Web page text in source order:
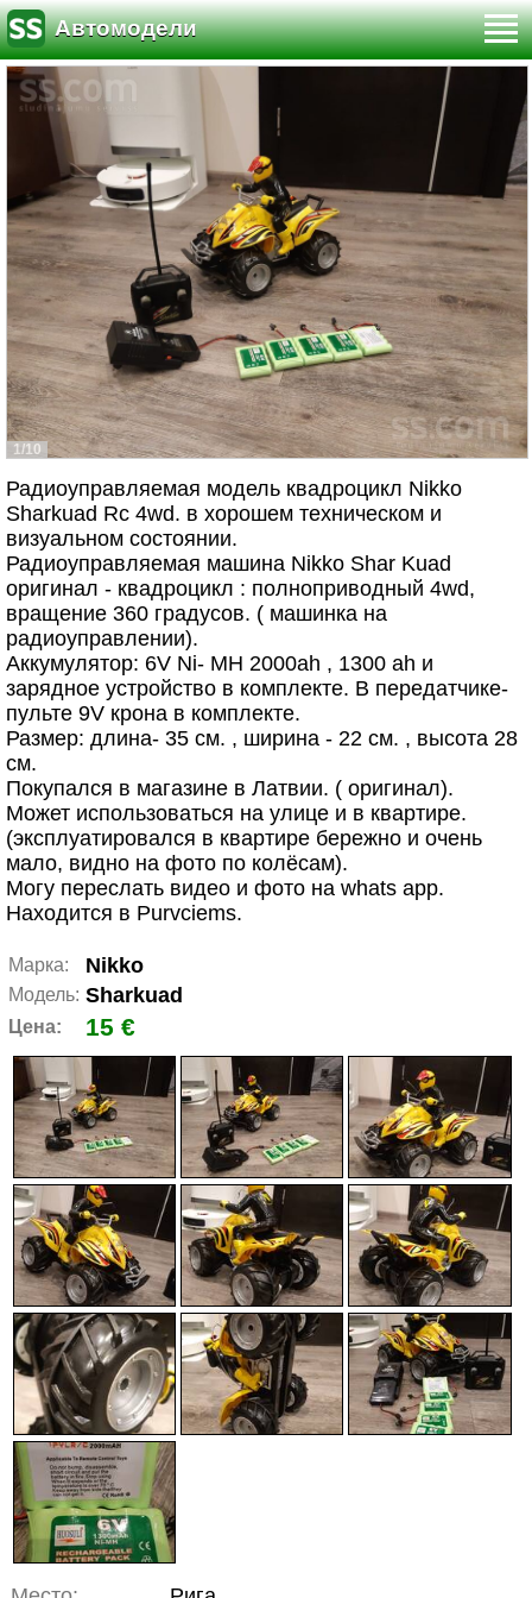
Автомодели
1/10
Радиоуправляемая модель квадроцикл Nikko
Sharkuad Rc 4wd. в хорошем техническом и
визуальном состоянии.
Радиоуправляемая машина Nikko Shar Kuad
оригинал - квадроцикл : полноприводный 4wd,
вращение 360 градусов. ( машинка на
радиоуправлении).
Аккумулятор: 6V Ni- MH 2000ah , 1300 ah и
зарядное устройство в комплекте. В передатчике-
пульте 9V крона в комплекте.
Размер: длина- 35 см. , ширина - 22 см. , высота 28
см.
Покупался в магазине в Латвии. ( оригинал).
Может использоваться на улице и в квартире.
(эксплуатировался в квартире бережно и очень
мало, видно на фото по колёсам).
Могу переслать видео и фото на whats app.
Находится в Purvciems.
Марка: Nikko
Модель: Sharkuad
Цена: 15 €